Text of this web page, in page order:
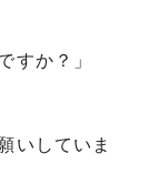
すか？」
いしていま